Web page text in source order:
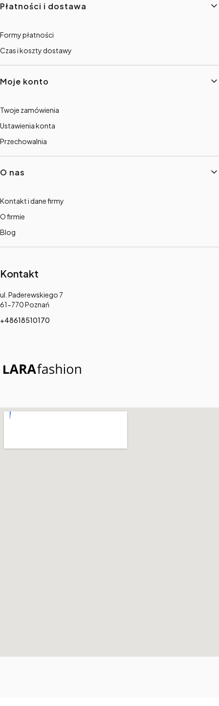
Płatności i dostawa
Formy płatności
Czas i koszty dostawy
Moje konto
Twoje zamówienia
Ustawienia konta
Przechowalnia
O nas
Kontakt i dane firmy
O firmie
Blog
Kontakt
Adres:
ul. Paderewskiego 7
61-770 Poznań
+48618510170